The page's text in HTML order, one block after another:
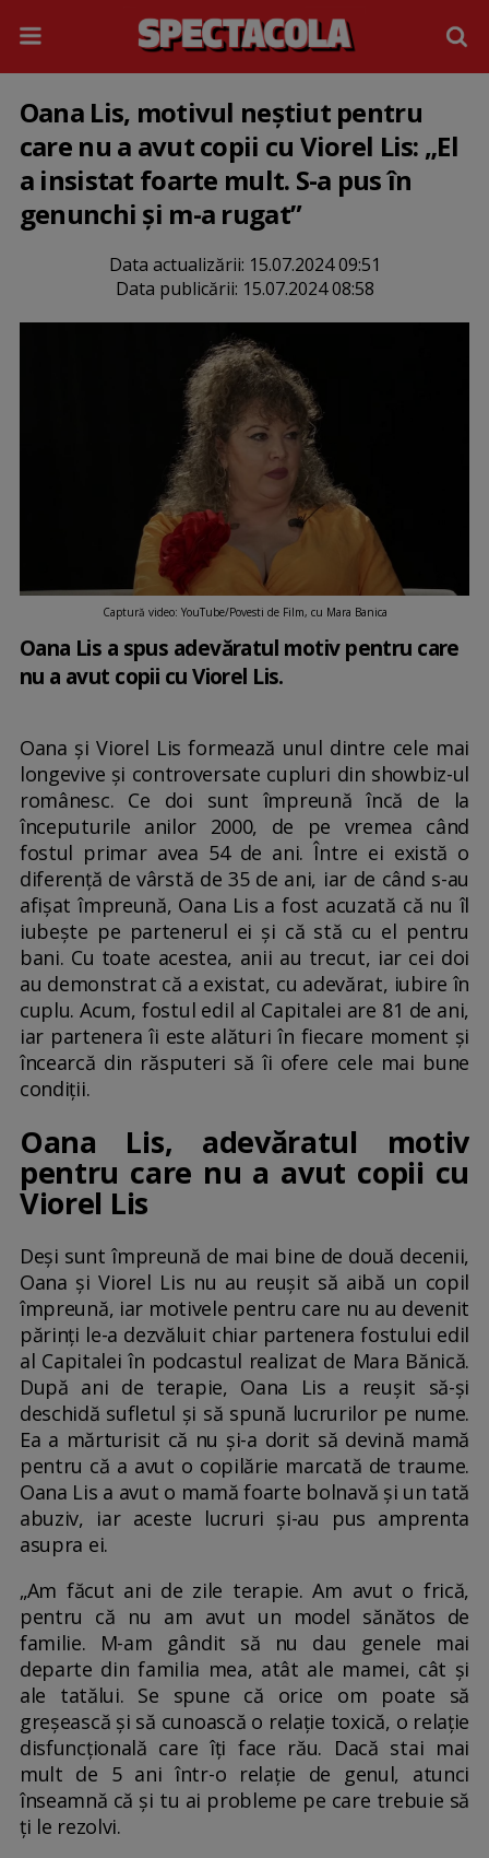
Oana Lis, motivul neștiut pentru
care nu a avut copii cu Viorel Lis: „El
a insistat foarte mult. S-a pus în
genunchi și m-a rugat”
Data actualizării: 15.07.2024 09:51
Data publicării: 15.07.2024 08:58
Captură video: YouTube/Povesti de Film, cu Mara Banica
Oana Lis a spus adevăratul motiv pentru care
nu a avut copii cu Viorel Lis.
Oana și Viorel Lis formează unul dintre cele mai
longevive și controversate cupluri din showbiz-ul
românesc. Ce doi sunt împreună încă de la
începuturile anilor 2000, de pe vremea când
fostul primar avea 54 de ani. Între ei există o
diferență de vârstă de 35 de ani, iar de când s-au
afișat împreună, Oana Lis a fost acuzată că nu îl
iubește pe partenerul ei și că stă cu el pentru
bani. Cu toate acestea, anii au trecut, iar cei doi
au demonstrat că a existat, cu adevărat, iubire în
cuplu. Acum, fostul edil al Capitalei are 81 de ani,
iar partenera îi este alături în fiecare moment și
încearcă din răsputeri să îi ofere cele mai bune
condiții.
Oana Lis, adevăratul motiv
pentru care nu a avut copii cu
Viorel Lis
Deși sunt împreună de mai bine de două decenii,
Oana și Viorel Lis nu au reușit să aibă un copil
împreună, iar motivele pentru care nu au devenit
părinți le-a dezvăluit chiar partenera fostului edil
al Capitalei în podcastul realizat de Mara Bănică.
După ani de terapie, Oana Lis a reușit să-și
deschidă sufletul și să spună lucrurilor pe nume.
Ea a mărturisit că nu și-a dorit să devină mamă
pentru că a avut o copilărie marcată de traume.
Oana Lis a avut o mamă foarte bolnavă şi un tată
abuziv, iar aceste lucruri și-au pus amprenta
asupra ei.
„Am făcut ani de zile terapie. Am avut o frică,
pentru că nu am avut un model sănătos de
familie. M-am gândit să nu dau genele mai
departe din familia mea, atât ale mamei, cât și
ale tatălui. Se spune că orice om poate să
greșească și să cunoască o relație toxică, o relație
disfuncțională care îți face rău. Dacă stai mai
mult de 5 ani într-o relație de genul, atunci
înseamnă că și tu ai probleme pe care trebuie să
ți le rezolvi.